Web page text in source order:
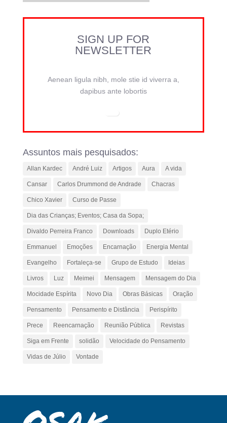
SIGN UP FOR
NEWSLETTER
Aenean ligula nibh, mole stie id viverra a,
dapibus ante lobortis
Assuntos mais pesquisados:
Allan Kardec André Luiz Artigos Aura A vida
Cansar Carlos Drummond de Andrade Chacras
Chico Xavier Curso de Passe
Dia das Crianças; Eventos; Casa da Sopa;
Divaldo Perreira Franco Downloads Duplo Etério
Emmanuel Emoções Encarnação Energia Mental
Evangelho Fortaleça-se Grupo de Estudo Ideias
Livros Luz Meimei Mensagem Mensagem do Dia
Mocidade Espírita Novo Dia Obras Básicas Oração
Pensamento Pensamento e Distância Perispírito
Prece Reencarnação Reunião Pública Revistas
Siga em Frente solidão Velocidade do Pensamento
Vidas de Júlio Vontade